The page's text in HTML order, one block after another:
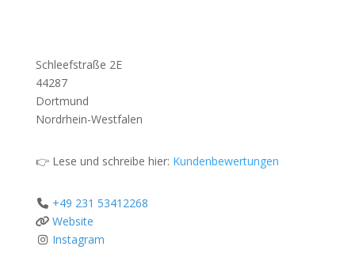
Schleefstraße 2E
44287
Dortmund
Nordrhein-Westfalen
👉 Lese und schreibe hier: Kundenbewertungen
+49 231 53412268
Website
Instagram